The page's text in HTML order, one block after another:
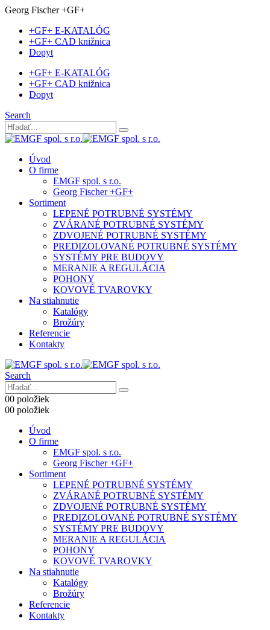
Georg Fischer +GF+
+GF+ E-KATALÓG
+GF+ CAD knižnica
Dopyt
+GF+ E-KATALÓG
+GF+ CAD knižnica
Dopyt
Search
Úvod
O firme
EMGF spol. s r.o.
Georg Fischer +GF+
Sortiment
LEPENÉ POTRUBNÉ SYSTÉMY
ZVÁRANÉ POTRUBNÉ SYSTÉMY
ZDVOJENÉ POTRUBNÉ SYSTÉMY
PREDIZOLOVANÉ POTRUBNÉ SYSTÉMY
SYSTÉMY PRE BUDOVY
MERANIE A REGULÁCIA
POHONY
KOVOVÉ TVAROVKY
Na stiahnutie
Katalógy
Brožúry
Referencie
Kontakty
Search
00 položiek
00 položiek
Úvod
O firme
EMGF spol. s r.o.
Georg Fischer +GF+
Sortiment
LEPENÉ POTRUBNÉ SYSTÉMY
ZVÁRANÉ POTRUBNÉ SYSTÉMY
ZDVOJENÉ POTRUBNÉ SYSTÉMY
PREDIZOLOVANÉ POTRUBNÉ SYSTÉMY
SYSTÉMY PRE BUDOVY
MERANIE A REGULÁCIA
POHONY
KOVOVÉ TVAROVKY
Na stiahnutie
Katalógy
Brožúry
Referencie
Kontakty